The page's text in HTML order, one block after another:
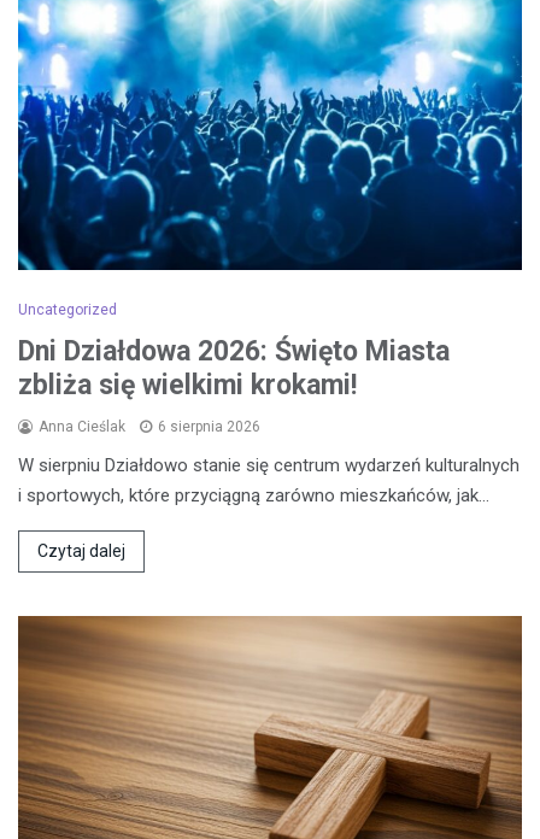
Uncategorized
Dni Działdowa 2026: Święto Miasta
zbliża się wielkimi krokami!
Anna Cieślak 6 sierpnia 2026
W sierpniu Działdowo stanie się centrum wydarzeń kulturalnych
i sportowych, które przyciągną zarówno mieszkańców, jak…
Czytaj dalej